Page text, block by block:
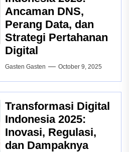
Ancaman DNS,
Perang Data, dan
Strategi Pertahanan
Digital
Gasten Gasten October 9, 2025
Transformasi Digital
Indonesia 2025:
Inovasi, Regulasi,
dan Dampaknya